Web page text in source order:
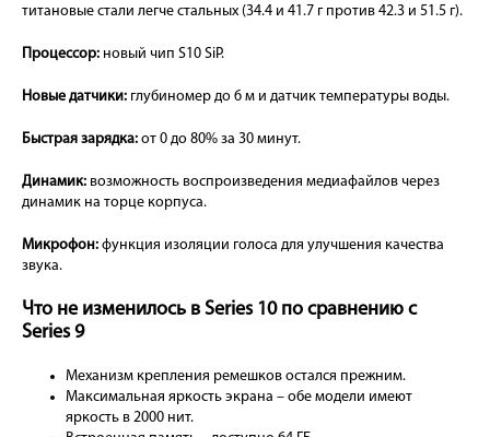
титановые стали легче стальных (34.4 и 41.7 г против 42.3 и 51.5 г).
Процессор: новый чип S10 SiP.
Новые датчики: глубиномер до 6 м и датчик температуры воды.
Быстрая зарядка: от 0 до 80% за 30 минут.
Динамик: возможность воспроизведения медиафайлов через
динамик на торце корпуса.
Микрофон: функция изоляции голоса для улучшения качества
звука.
Что не изменилось в Series 10 по сравнению с
Series 9
Механизм крепления ремешков остался прежним.
Максимальная яркость экрана – обе модели имеют
яркость в 2000 нит.